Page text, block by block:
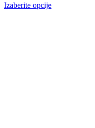
Izaberite opcije